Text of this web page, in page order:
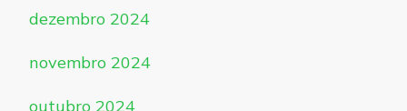
dezembro 2024
novembro 2024
outubro 2024